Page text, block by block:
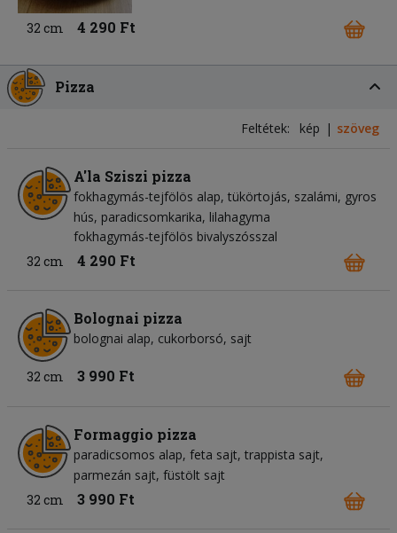
32 cm 4 290 Ft
Pizza
Feltétek: kép szöveg
A'la Sziszi pizza
fokhagymás-tejfölös alap tükörtojás szalámi gyros
hús paradicsomkarika lilahagyma
fokhagymás-tejfölös bivalyszósszal
32 cm
4 290 Ft
Bolognai pizza
bolognai alap cukorborsó sajt
32 cm 3 990 Ft
Formaggio pizza
paradicsomos alap feta sajt trappista sajt
parmezán sajt füstölt sajt
32 cm
3 990 Ft